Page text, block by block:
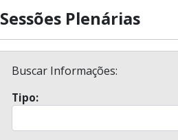
Sessões Plenárias
Buscar Informações:
Tipo: